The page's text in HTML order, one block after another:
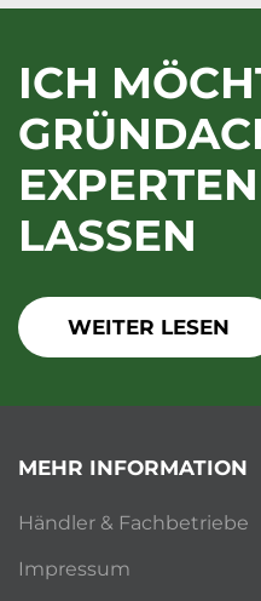
ICH
LASSEN
WEITER LESEN
MEHR INFORMATION
Händler & Fachbetriebe
Impressum